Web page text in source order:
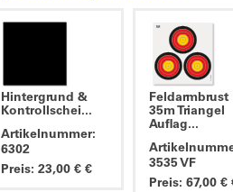
Hintergrund &
Kontrollschei...
Artikelnummer:
6302
Preis: 23,00 € €
Feldarmbrust
35m Triangel
Auflag...
3535 VF
Preis: 67,00 €